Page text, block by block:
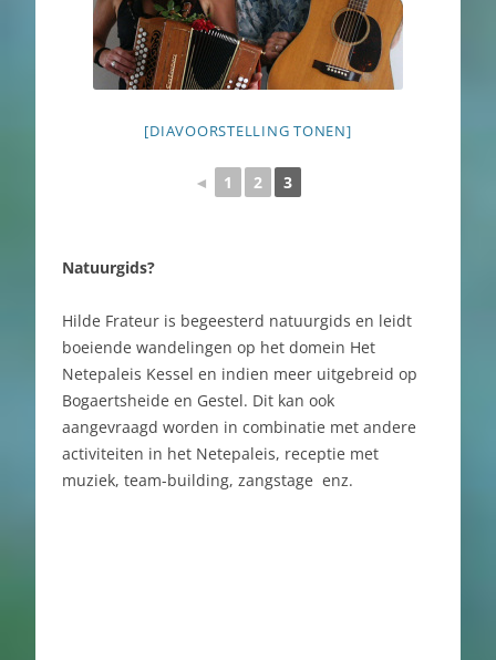
[DIAVOORSTELLING TONEN]
◄ 1 2 3
Natuurgids?
Hilde Frateur is begeesterd natuurgids en leidt
boeiende wandelingen op het domein Het
Netepaleis Kessel en indien meer uitgebreid op
Bogaertsheide en Gestel. Dit kan ook
aangevraagd worden in combinatie met andere
activiteiten in het Netepaleis, receptie met
muziek, team-building, zangstage enz.